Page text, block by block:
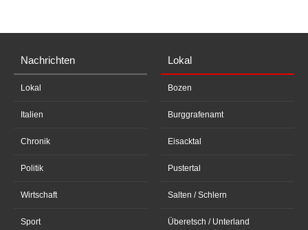
Nachrichten
Lokal
Italien
Chronik
Politik
Wirtschaft
Sport
Lokal
Bozen
Burggrafenamt
Eisacktal
Pustertal
Salten / Schlern
Überetsch / Unterland